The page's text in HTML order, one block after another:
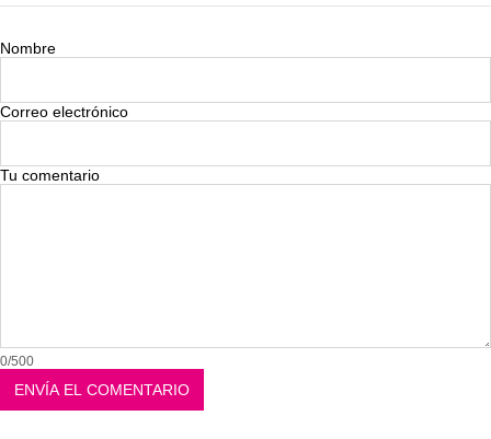
Nombre
Correo electrónico
Tu comentario
0/500